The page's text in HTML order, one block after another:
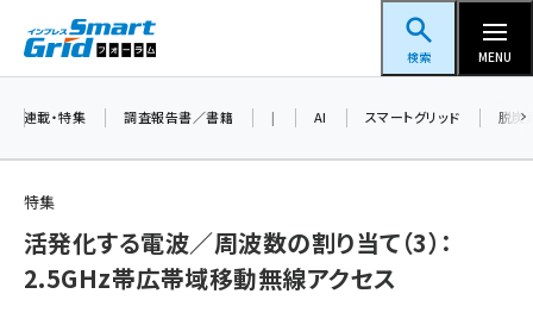
ン
スマートグリッドフォーラム
検索 MENU
蓄電池 (416)
連載・特集 調査報告書／書籍 | AI スマートグリッド 脱炭
特集
活発化する電波／周波数の割り当て（3）：
2.5GHz帯広帯域移動無線アクセス